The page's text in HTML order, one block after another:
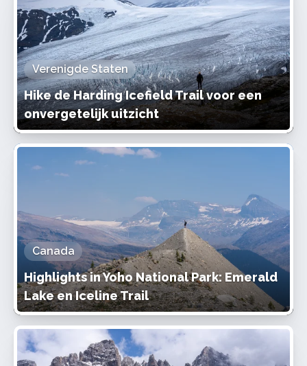
Verenigde Staten
Hike de Harding Icefield Trail voor een
onvergetelijk uitzicht
Canada
Highlights in Yoho National Park: Emerald
Lake en Iceline Trail